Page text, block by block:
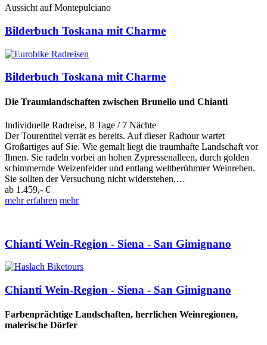
Aussicht auf Montepulciano
Bilderbuch Toskana mit Charme
Bilderbuch Toskana mit Charme
Die Traumlandschaften zwischen Brunello und Chianti
Individuelle Radreise, 8 Tage / 7 Nächte
Der Tourentitel verrät es bereits. Auf dieser Radtour wartet
Großartiges auf Sie. Wie gemalt liegt die traumhafte Landschaft vor
Ihnen. Sie radeln vorbei an hohen Zypressenalleen, durch golden
schimmernde Weizenfelder und entlang weltberühmter Weinreben.
Sie sollten der Versuchung nicht widerstehen,…
ab 1.459,- €
mehr erfahren mehr
Chianti Wein-Region - Siena - San Gimignano
Chianti Wein-Region - Siena - San Gimignano
Farbenprächtige Landschaften, herrlichen Weinregionen,
malerische Dörfer